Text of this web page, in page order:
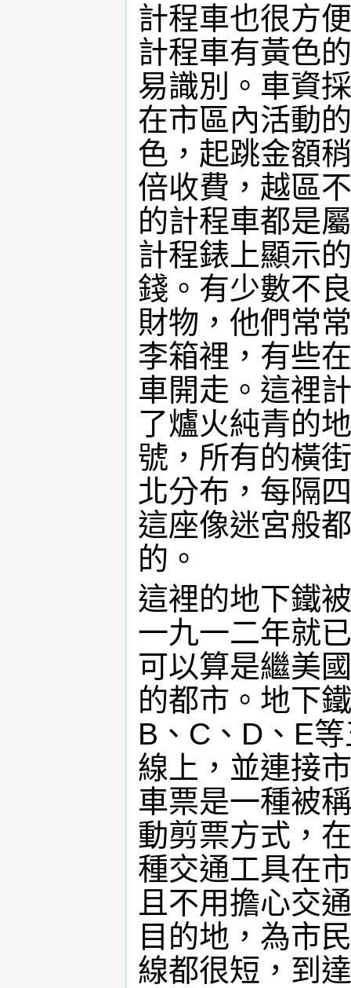
計程車也很方
計程車有黃色
易識別。車資
在市區內活動
色，起跳金額
倍收費，越區
的計程車都是
計程錶上顯示
錢。有少數不
財物，他們常
李箱裡，有些
車開走。這裡
了爐火純青的
號，所有的橫
北分布，每隔
這座像迷宮般
的。
這裡的地下鐵
一九一二年就
可以算是繼美
的都市。地下
B、C、D、E
線上，並連接
車票是一種被
動剪票方式，
種交通工具在
且不用擔心交
目的地，為市
線都很短，到